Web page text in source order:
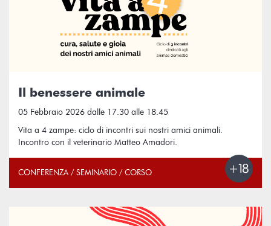
Il benessere animale
05 Febbraio 2026 dalle 17.30 alle 18.45
Vita a 4 zampe: ciclo di incontri sui nostri amici animali.
Incontro con il veterinario Matteo Amadori.
CONFERENZA / SEMINARIO / CORSO